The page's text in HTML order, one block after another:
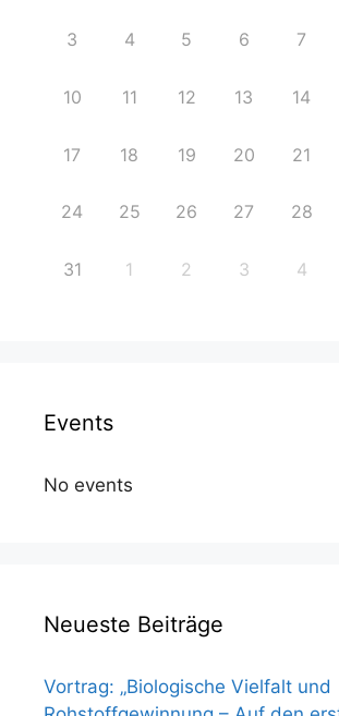
3 4 5 6 7
10 11 12 13 14
17 18 19 20 21
24 25 26 27 28
31 1 2 3 4
Events
No events
Neueste Beiträge
Vortrag: „Biologische Vielfalt und